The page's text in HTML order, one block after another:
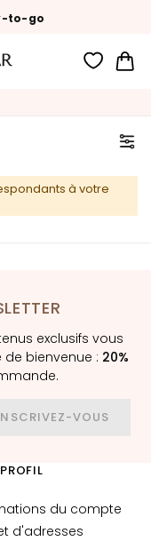
to-go
à votre
exclusifs vous
de bienvenue : 20%
VOUS
du compte
d'adresses